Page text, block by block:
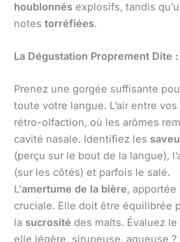
houblonnés explosifs, tandis
notes torréfiées.
La Dégustation Proprement Dite :
Prenez une gorgée suffisante
toute votre langue. L’air entre
rétro-olfaction, où les arômes
cavité nasale. Identifiez les
(perçu sur le bout de la langue),
(sur les côtés) et parfois le salé.
L’amertume de la bière,
cruciale. Elle doit être équilibrée
la sucrosité des malts. Évaluez le
elle légère, sirupeuse, aqueuse ?